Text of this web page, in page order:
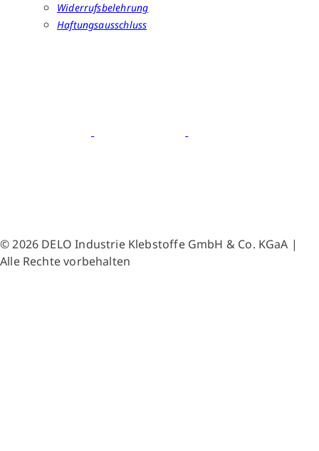
Widerrufsbelehrung
Haftungsausschluss
© 2026 DELO Industrie Klebstoffe GmbH & Co. KGaA |
Alle Rechte vorbehalten